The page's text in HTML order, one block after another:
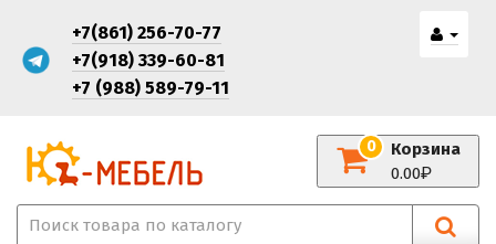
+7(861) 256-70-77
+7(918) 339-60-81
+7 (988) 589-79-11
Корзина
0
0.00